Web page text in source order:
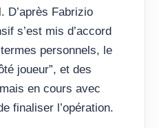
. D’après Fabrizio
s’est mis d’accord
personnels, le
joueur”, et des
en cours avec
finaliser l’opération.